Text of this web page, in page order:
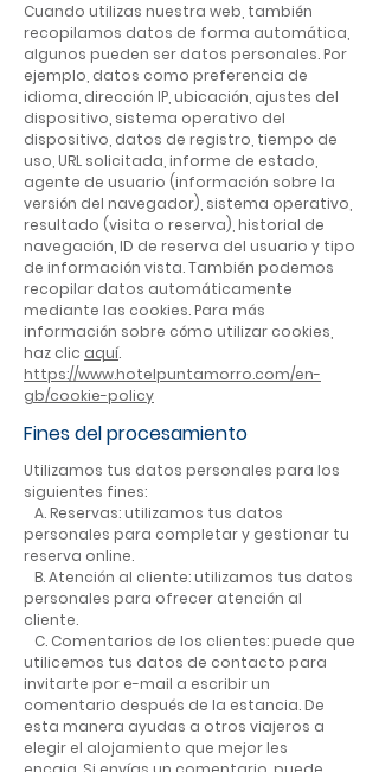
Cuando utilizas nuestra web, también
recopilamos datos de forma automática,
algunos pueden ser datos personales. Por
ejemplo, datos como preferencia de
idioma, dirección IP, ubicación, ajustes del
dispositivo, sistema operativo del
dispositivo, datos de registro, tiempo de
uso, URL solicitada, informe de estado,
agente de usuario (información sobre la
versión del navegador), sistema operativo,
resultado (visita o reserva), historial de
navegación, ID de reserva del usuario y tipo
de información vista. También podemos
recopilar datos automáticamente
mediante las cookies. Para más
información sobre cómo utilizar cookies,
haz clic aquí.
https://www.hotelpuntamorro.com/en-
gb/cookie-policy
Fines del procesamiento
Utilizamos tus datos personales para los
siguientes fines:
A. Reservas: utilizamos tus datos
personales para completar y gestionar tu
reserva online.
B. Atención al cliente: utilizamos tus datos
personales para ofrecer atención al
cliente.
C. Comentarios de los clientes: puede que
utilicemos tus datos de contacto para
invitarte por e-mail a escribir un
comentario después de la estancia. De
esta manera ayudas a otros viajeros a
elegir el alojamiento que mejor les